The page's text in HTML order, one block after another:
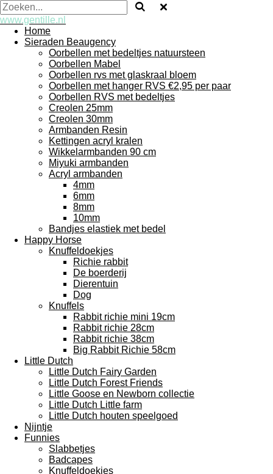
www.gentille.nl
Home
Sieraden Beaugency
Oorbellen met bedeltjes natuursteen
Oorbellen Mabel
Oorbellen rvs met glaskraal bloem
Oorbellen met hanger RVS €2,95 per paar
Oorbellen RVS met bedeltjes
Creolen 25mm
Creolen 30mm
Armbanden Resin
Kettingen acryl kralen
Wikkelarmbanden 90 cm
Miyuki armbanden
Acryl armbanden
4mm
6mm
8mm
10mm
Bandjes elastiek met bedel
Happy Horse
Knuffeldoekjes
Richie rabbit
De boerderij
Dierentuin
Dog
Knuffels
Rabbit richie mini 19cm
Rabbit richie 28cm
Rabbit richie 38cm
Big Rabbit Richie 58cm
Little Dutch
Little Dutch Fairy Garden
Little Dutch Forest Friends
Little Goose en Newborn collectie
Little Dutch Little farm
Little Dutch houten speelgoed
Nijntje
Funnies
Slabbetjes
Badcapes
Knuffeldoekjes